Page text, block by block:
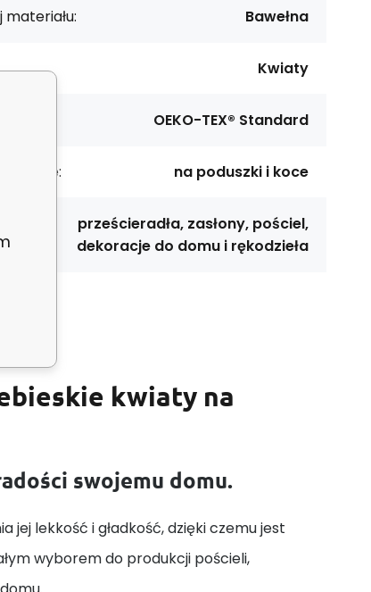
materiału: Bawełna
Kwiaty
OEKO-TEX® Standard
na poduszki i koce
prześcieradła, zasłony, pościel,
dekoracje do domu i rękodzieła
kwiaty na
swojemu domu.
jej lekkość i gładkość, dzięki czemu jest
wyborem do produkcji pościeli,